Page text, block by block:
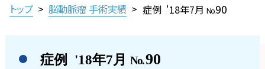
トップ > 脳動脈瘤 手術実績 > 症例 '18年7月 No.90
症例 '18年7月 No.90